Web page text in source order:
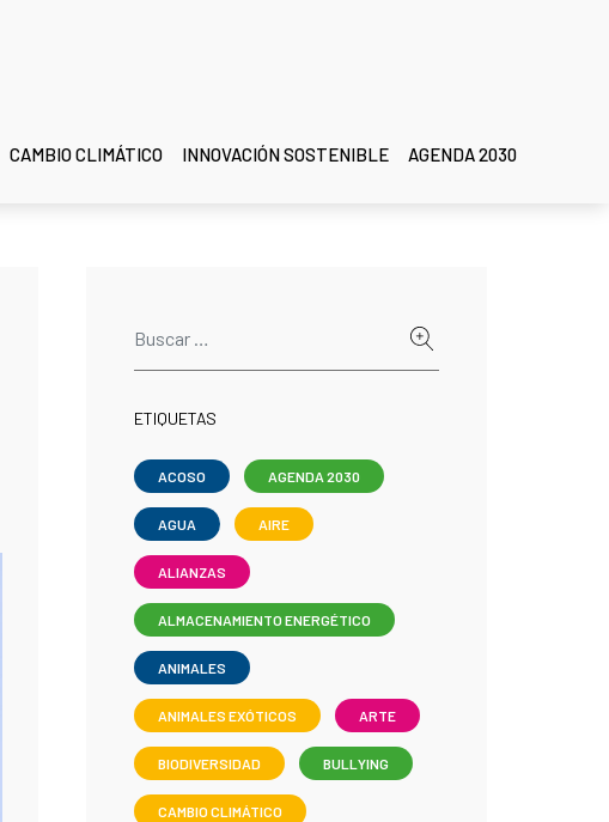
CAMBIO CLIMÁTICO INNOVACIÓN SOSTENIBLE AGENDA 2030
ETIQUETAS
ACOSO AGENDA 2030
AGUA AIRE
ALIANZAS
ALMACENAMIENTO ENERGÉTICO
ANIMALES
ANIMALES EXÓTICOS ARTE
BIODIVERSIDAD BULLYING
CAMBIO CLIMÁTICO